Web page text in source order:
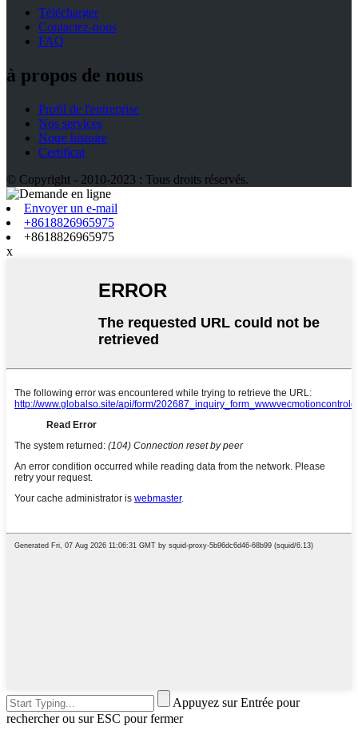
Télécharger
Contactez-nous
FAQ
à propos de nous
Profil de l'entreprise
Nos services
Notre histoire
Certificat
© Copyright - 2010-2023 : Tous droits réservés.
Envoyer un e-mail
+8618826965975
+8618826965975
x
Appuyez sur Entrée pour
rechercher ou sur ESC pour fermer